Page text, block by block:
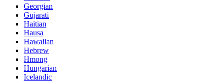
Georgian
Gujarati
Haitian
Hausa
Hawaiian
Hebrew
Hmong
Hungarian
Icelandic